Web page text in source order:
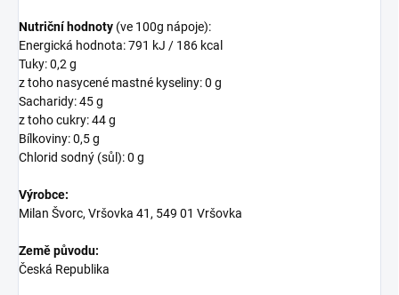
Nutriční hodnoty (ve 100g nápoje):
Energická hodnota: 791 kJ / 186 kcal
Tuky: 0,2 g
z toho nasycené mastné kyseliny: 0 g
Sacharidy: 45 g
z toho cukry: 44 g
Bílkoviny: 0,5 g
Chlorid sodný (sůl): 0 g
Výrobce:
Milan Švorc, Vršovka 41, 549 01 Vršovka
Země původu:
Česká Republika